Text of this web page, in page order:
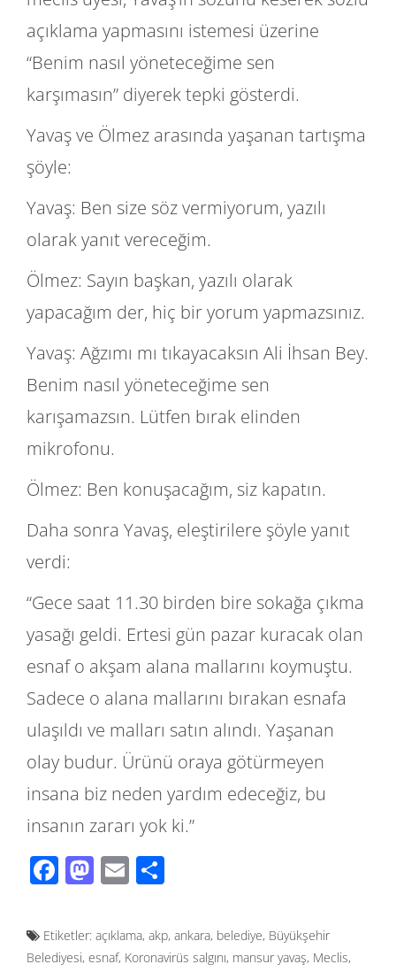
açıklama yapmasını istemesi üzerine
“Benim nasıl yöneteceğime sen
karşımasın” diyerek tepki gösterdi.
Yavaş ve Ölmez arasında yaşanan tartışma
şöyle:
Yavaş: Ben size söz vermiyorum, yazılı
olarak yanıt vereceğim.
Ölmez: Sayın başkan, yazılı olarak
yapacağım der, hiç bir yorum yapmazsınız.
Yavaş: Ağzımı mı tıkayacaksın Ali İhsan Bey.
Benim nasıl yöneteceğime sen
karışamazsın. Lütfen bırak elinden
mikrofonu.
Ölmez: Ben konuşacağım, siz kapatın.
Daha sonra Yavaş, eleştirilere şöyle yanıt
verdi:
“Gece saat 11.30 birden bire sokağa çıkma
yasağı geldi. Ertesi gün pazar kuracak olan
esnaf o akşam alana mallarını koymuştu.
Sadece o alana mallarını bırakan esnafa
ulaşıldı ve malları satın alındı. Yaşanan
olay budur. Ürünü oraya götürmeyen
insana biz neden yardım edeceğiz, bu
insanın zararı yok ki.”
F
e
b
M
to
d
E
ail ar
e
Etiketler: açıklama, akp, ankara, belediye, Büyükşehir
Belediyesi, esnaf, Koronavirüs salgını, mansur yavaş, Meclis,